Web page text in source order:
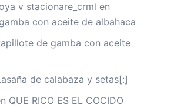
v stacionare_crml en
con aceite de albahaca
de gamba con aceite
de calabaza y setas[:]
QUE RICO ES EL COCIDO